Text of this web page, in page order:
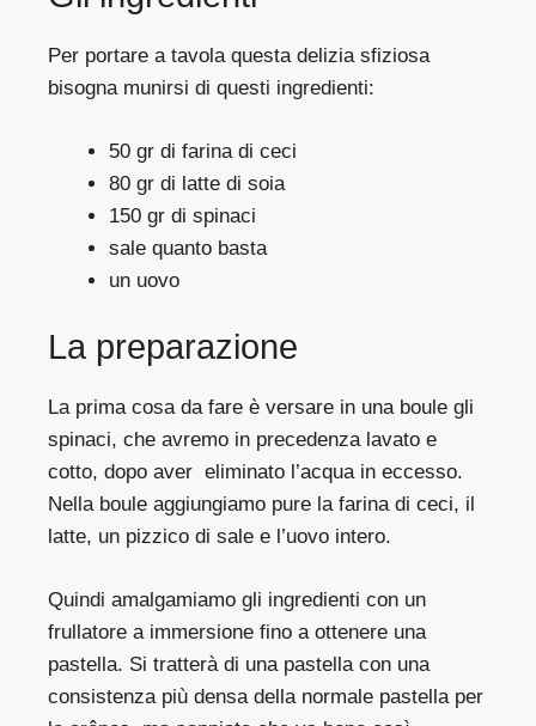
Per portare a tavola questa delizia sfiziosa
bisogna munirsi di questi ingredienti:
50 gr di farina di ceci
80 gr di latte di soia
150 gr di spinaci
sale quanto basta
un uovo
La preparazione
La prima cosa da fare è versare in una boule gli
spinaci, che avremo in precedenza lavato e
cotto, dopo aver eliminato l’acqua in eccesso.
Nella boule aggiungiamo pure la farina di ceci, il
latte, un pizzico di sale e l’uovo intero.
Quindi amalgamiamo gli ingredienti con un
frullatore a immersione fino a ottenere una
pastella. Si tratterà di una pastella con una
consistenza più densa della normale pastella per